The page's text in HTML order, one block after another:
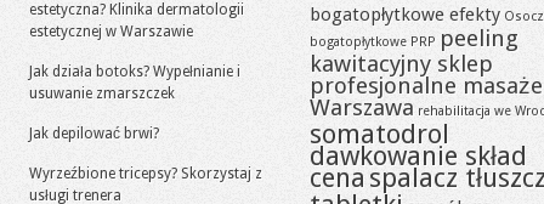
estetyczna? Klinika dermatologii
estetycznej w Warszawie
Jak działa botoks? Wypełnianie i
usuwanie zmarszczek
Jak depilować brwi?
Wyrzeźbione tricepsy? Skorzystaj z
usługi trenera
bogatopłytkowe efekty
bogatopłytkowe PRP peeling
kawitacyjny sklep
profesjonalne masaże
Warszawa rehabilitacja we
somatodrol
dawkowanie skład
cena spalacz